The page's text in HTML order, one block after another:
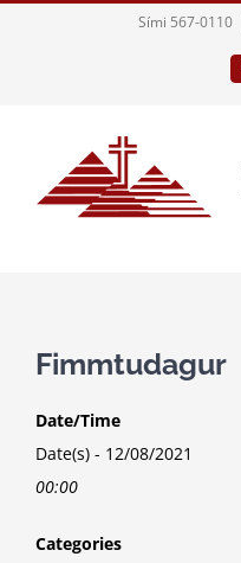
Sími 567-0110
Fimmtudagur
Date/Time
Date(s) - 12/08/2021
00:00
Categories